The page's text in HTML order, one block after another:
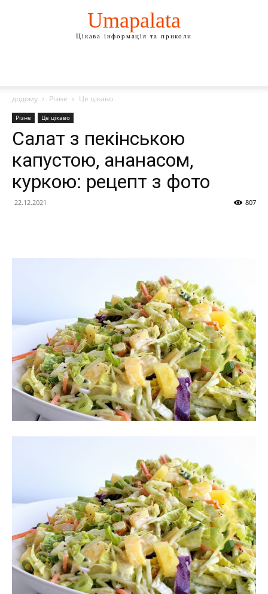
Umapalata
Цікава інформація та приколи
додому Різне Це цікаво
Різне Це цікаво
Салат з пекінською
капустою, ананасом,
куркою: рецепт з фото
22.12.2021 807